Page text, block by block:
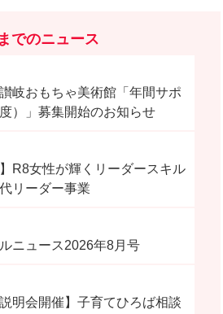
でのニュース
岐おもちゃ美術館「年間サポ
）」募集開始のお知らせ
R8女性が輝くリーダースキル
リーダー事業
ニュース2026年8月号
明会開催】子育てひろば相談